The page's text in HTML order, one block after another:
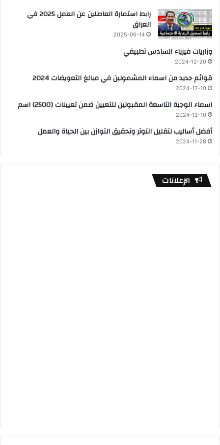
رابط استمارة العاطلين عن العمل 2025 في
العراق
2025-06-14
وزاريات فيزياء السادس تطبيقي
2024-12-20
قوائم جديد من اسماء المشمولين في مبالغ التعويضات 2024
2024-12-10
اسماء الوجبة التاسعة المقبولين للتعيين ضمن تعيينات (2500) اسم
2024-12-10
أفضل أساليب لتقليل التوتر وتحقيق التوازن بين الحياة والعمل
2024-11-28
الإعلانات